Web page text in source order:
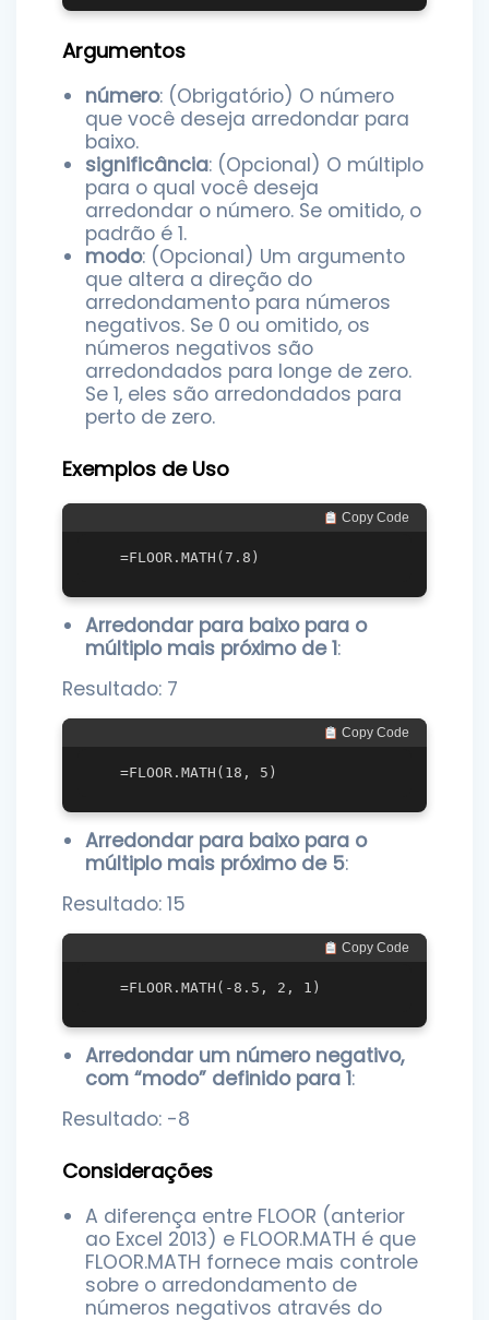
Argumentos
número: (Obrigatório) O número
que você deseja arredondar para
baixo.
significância: (Opcional) O múltiplo
para o qual você deseja
arredondar o número. Se omitido, o
padrão é 1.
modo: (Opcional) Um argumento
que altera a direção do
arredondamento para números
negativos. Se 0 ou omitido, os
números negativos são
arredondados para longe de zero.
Se 1, eles são arredondados para
perto de zero.
Exemplos de Uso
Copy Code
Arredondar para baixo para o
múltiplo mais próximo de 1:
Resultado: 7
Copy Code
Arredondar para baixo para o
múltiplo mais próximo de 5:
Resultado: 15
Copy Code
Arredondar um número negativo,
com “modo” definido para 1:
Resultado: -8
Considerações
A diferença entre FLOOR (anterior
ao Excel 2013) e FLOOR.MATH é que
FLOOR.MATH fornece mais controle
sobre o arredondamento de
números negativos através do